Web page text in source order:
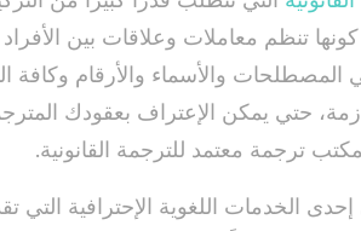
تنظم معاملات وعلاقات بين
والأسماء والأرقام وكافة
حتي يمكن الإعتراف بعقودك
ترجمة معتمد للترجمة القانونية.
الخدمات اللغوية الإحترافية التي